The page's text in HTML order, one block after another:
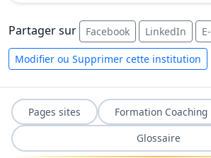
Partager sur Facebook LinkedIn
Modifier ou Supprimer cette institution
Pages sites Formation Coaching
Glossaire